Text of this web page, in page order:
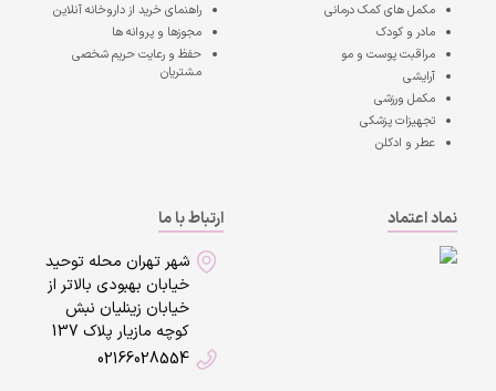
مکمل های کمک درمانی
مادر و کودک
مراقبت پوست و مو
آرایشی
مکمل ورزشی
تجهیزات پزشکی
عطر و ادکلن
راهنمای خرید از داروخانه آنلاین
مجوزها و پروانه ها
حفظ و رعایت حریم شخصی
مشتریان
نماد اعتماد
ارتباط با ما
شهر تهران محله توحید
خیابان بهبودی بالاتر از
خیابان زینلیان نبش
کوچه مازیار پلاک 137
02166028554